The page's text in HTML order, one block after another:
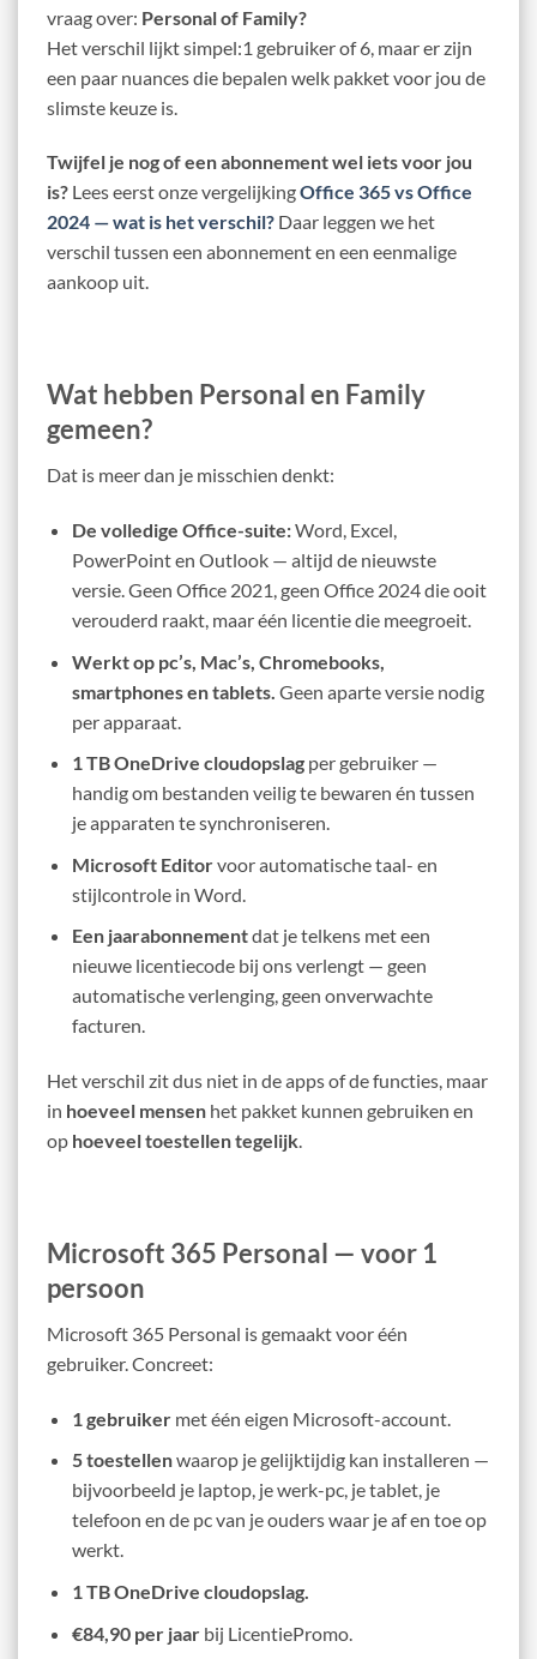
vraag over: Personal of Family?
Het verschil lijkt simpel:1 gebruiker of 6, maar er zijn
een paar nuances die bepalen welk pakket voor jou de
slimste keuze is.
Twijfel je nog of een abonnement wel iets voor jou
is? Lees eerst onze vergelijkingOffice 365 vs Office
2024 — wat is het verschil? Daar leggen we het
verschil tussen een abonnement en een eenmalige
aankoop uit.
Wat hebben Personal en Family
gemeen?
Dat is meer dan je misschien denkt:
De volledige Office-suite:Word, Excel,
PowerPoint en Outlook — altijd de nieuwste
versie. Geen Office 2021, geen Office 2024 die ooit
verouderd raakt, maar één licentie die meegroeit.
Werkt op pc’s, Mac’s, Chromebooks,
smartphones en tablets. Geen aparte versie nodig
per apparaat.
1 TB OneDrive cloudopslagper gebruiker —
handig om bestanden veilig te bewaren én tussen
je apparaten te synchroniseren.
Microsoft Editorvoor automatische taal- en
stijlcontrole in Word.
Een jaarabonnementdat je telkens met een
nieuwe licentiecode bij ons verlengt — geen
automatische verlenging, geen onverwachte
facturen.
Het verschil zit dus niet in de apps of de functies, maar
in hoeveel mensen het pakket kunnen gebruiken en
op hoeveel toestellen tegelijk.
Microsoft 365 Personal — voor 1
persoon
Microsoft 365 Personal is gemaakt voor één
gebruiker. Concreet:
1 gebruikermet één eigen Microsoft-account.
5 toestellenwaarop je gelijktijdig kan installeren —
bijvoorbeeld je laptop, je werk-pc, je tablet, je
telefoon en de pc van je ouders waar je af en toe op
werkt.
1 TB OneDrive cloudopslag.
€84,90 per jaarbij LicentiePromo.